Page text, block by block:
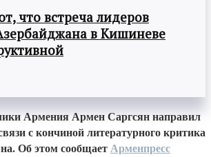
что встреча лидеров
в Кишиневе
Армения Армен Саргсян направил
с кончиной литературного критика
Об этом сообщаетАрменпресс